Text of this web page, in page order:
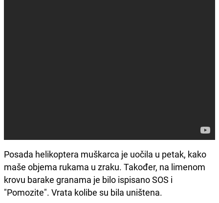
Posada helikoptera muškarca je uočila u petak, kako
maše objema rukama u zraku. Također, na limenom
krovu barake granama je bilo ispisano SOS i
"Pomozite". Vrata kolibe su bila uništena.